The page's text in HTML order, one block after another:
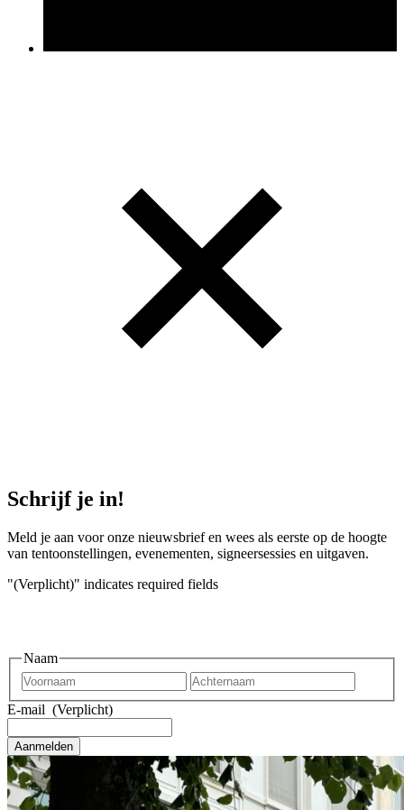
Schrijf je in!
Meld je aan voor onze nieuwsbrief en wees als eerste op de hoogte
van tentoonstellingen, evenementen, signeersessies en uitgaven.
"(Verplicht)" indicates required fields
Naam
Voornaam
E-mail (Verplicht)